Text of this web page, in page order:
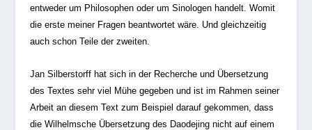
entweder um Philosophen oder um Sinologen handelt. Womit
die erste meiner Fragen beantwortet wäre. Und gleichzeitig
auch schon Teile der zweiten.
Jan Silberstorff hat sich in der Recherche und Übersetzung
des Textes sehr viel Mühe gegeben und ist im Rahmen seiner
Arbeit an diesem Text zum Beispiel darauf gekommen, dass
die Wilhelmsche Übersetzung des Daodejing nicht auf einem